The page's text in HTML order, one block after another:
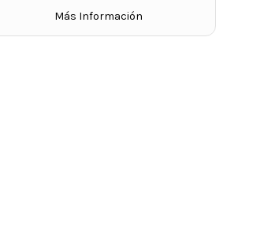
Más Información